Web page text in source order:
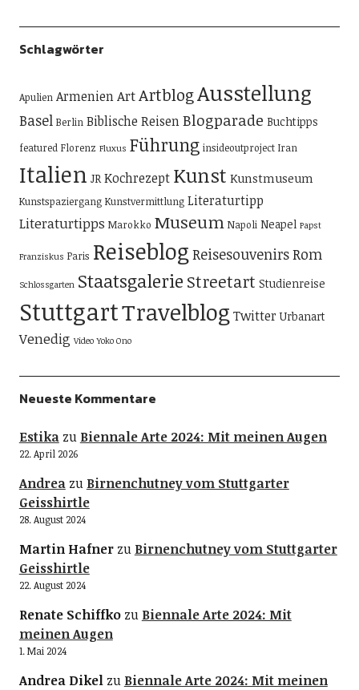
Schlagwörter
Apulien ArmenienArtArtblogAusstellung
Basel Berlin Biblische ReisenBlogparade Buchtipps
featured Florenz Fluxus Führung insideoutproject Iran
Italien JR Kochrezept Kunst Kunstmuseum
Kunstspaziergang Kunstvermittlung Literaturtipp
Literaturtipps Marokko Museum Napoli Neapel Papst
Franziskus Paris Reiseblog ReisesouvenirsRom
Schlossgarten Staatsgalerie Streetart Studienreise
StuttgartTravelblog Twitter Urbanart
Venedig Video Yoko Ono
Neueste Kommentare
Estikazu Biennale Arte 2024: Mit meinen Augen
22. April 2026
Andreazu Birnenchutney vom Stuttgarter
Geisshirtle
28. August 2024
Martin Hafnerzu Birnenchutney vom Stuttgarter
Geisshirtle
22. August 2024
Renate Schiffkozu Biennale Arte 2024: Mit
meinen Augen
1. Mai 2024
Andrea Dikelzu Biennale Arte 2024: Mit meinen